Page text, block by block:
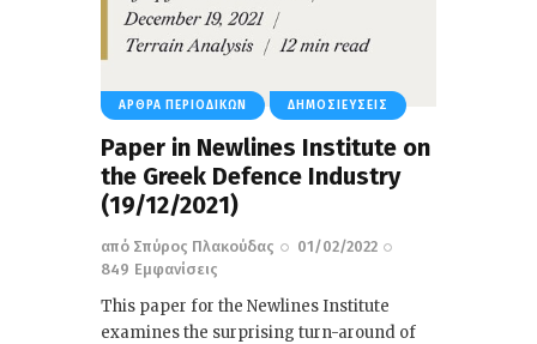
ΆΡΘΡΑ ΠΕΡΙΟΔΙΚΏΝ ΔΗΜΟΣΙΕΎΣΕΙΣ
Paper in Newlines Institute on
the Greek Defence Industry
(19/12/2021)
από Σπύρος Πλακούδας
01/02/2022
849 Εμφανίσεις
This paper for the Newlines Institute
examines the surprising turn-around of